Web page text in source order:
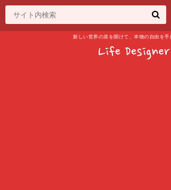
新しい世界の扉を開けて、本物の自由を手